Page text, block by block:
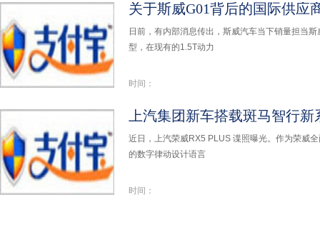
关于斯威G01背后的国际供应
日前，有内部消息传出，斯威汽车当下销量担当
型，在现有的1.5T动力
时间：
上汽集团新车搭载斑马智行
近日，上汽荣威RX5 PLUS 谍照曝光。作为荣威
的数字律动设计语言
时间：